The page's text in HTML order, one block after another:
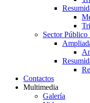
Sector
Contactos
Multimedia
Galería